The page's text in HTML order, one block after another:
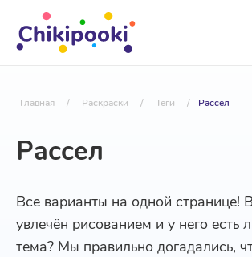
Главная / Раскраски / Теги / Рассел
Рассел
Все варианты на одной странице!
увлечён рисованием и у него есть
тема? Мы правильно догадались,